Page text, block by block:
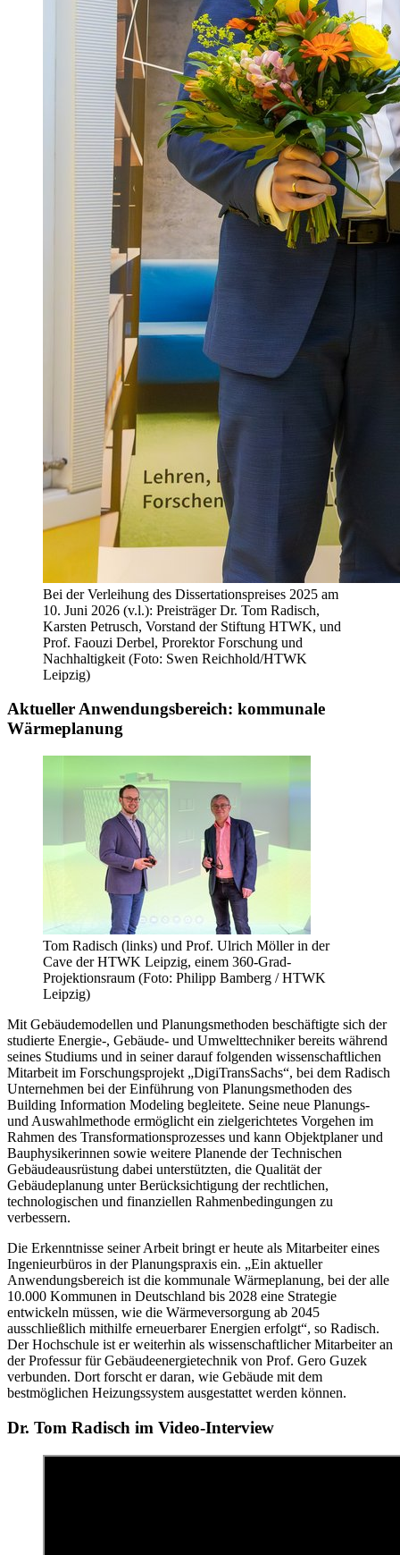
Bei der Verleihung des Dissertationspreises 2025 am
10. Juni 2026 (v.l.): Preisträger Dr. Tom Radisch,
Karsten Petrusch, Vorstand der Stiftung HTWK, und
Prof. Faouzi Derbel, Prorektor Forschung und
Nachhaltigkeit (Foto: Swen Reichhold/HTWK
Leipzig)
Aktueller Anwendungsbereich: kommunale
Wärmeplanung
Tom Radisch (links) und Prof. Ulrich Möller in der
Cave der HTWK Leipzig, einem 360-Grad-
Projektionsraum (Foto: Philipp Bamberg / HTWK
Leipzig)
Mit Gebäudemodellen und Planungsmethoden beschäftigte sich der
studierte Energie-, Gebäude- und Umwelttechniker bereits während
seines Studiums und in seiner darauf folgenden wissenschaftlichen
Mitarbeit im Forschungsprojekt „DigiTransSachs“, bei dem Radisch
Unternehmen bei der Einführung von Planungsmethoden des
Building Information Modeling begleitete. Seine neue Planungs-
und Auswahlmethode ermöglicht ein zielgerichtetes Vorgehen im
Rahmen des Transformationsprozesses und kann Objektplaner und
Bauphysikerinnen sowie weitere Planende der Technischen
Gebäudeausrüstung dabei unterstützten, die Qualität der
Gebäudeplanung unter Berücksichtigung der rechtlichen,
technologischen und finanziellen Rahmenbedingungen zu
verbessern.
Die Erkenntnisse seiner Arbeit bringt er heute als Mitarbeiter eines
Ingenieurbüros in der Planungspraxis ein. „Ein aktueller
Anwendungsbereich ist die kommunale Wärmeplanung, bei der alle
10.000 Kommunen in Deutschland bis 2028 eine Strategie
entwickeln müssen, wie die Wärmeversorgung ab 2045
ausschließlich mithilfe erneuerbarer Energien erfolgt“, so Radisch.
Der Hochschule ist er weiterhin als wissenschaftlicher Mitarbeiter an
der Professur für Gebäudeenergietechnik von Prof. Gero Guzek
verbunden. Dort forscht er daran, wie Gebäude mit dem
bestmöglichen Heizungssystem ausgestattet werden können.
Dr. Tom Radisch im Video-Interview